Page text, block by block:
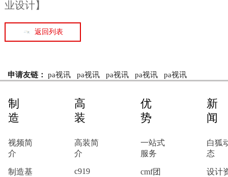
业设计】
返回列表
申请友链： pa视讯 pa视讯 pa视讯 pa视讯 pa视讯
制
造
视频简
介
制造基
高
装
高装简
介
c919
优
势
一站式
服务
cmf团
新
闻
白狐
态
设计